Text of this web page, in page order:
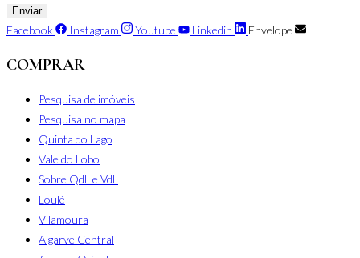
Enviar
Facebook Instagram Youtube Linkedin Envelope
COMPRAR
Pesquisa de imóveis
Pesquisa no mapa
Quinta do Lago
Vale do Lobo
Sobre QdL e VdL
Loulé
Vilamoura
Algarve Central